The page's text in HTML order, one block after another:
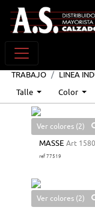
TRABAJO LINEA
Talle
Color
Ver colores (2)
MASSE Art 1580
ref 77519
Ver colores (2)